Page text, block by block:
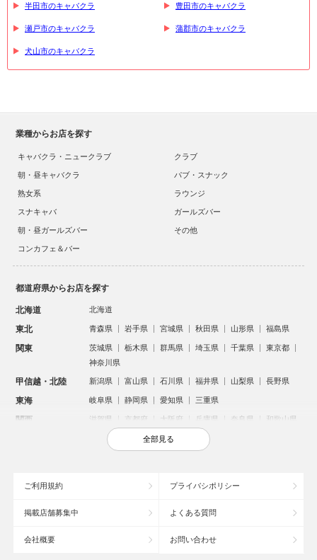
半田市のキャバクラ 豊田市のキャバクラ
瀬戸市のキャバクラ 蒲郡市のキャバクラ
犬山市のキャバクラ
業種からお店を探す
キャバクラ・ニュークラブ
クラブ
朝・昼キャバクラ
パブ・スナック
熟女系
ラウンジ
スナキャバ
ガールズバー
朝・昼ガールズバー
その他
コンカフェ＆バー
都道府県からお店を探す
北海道 北海道
東北 青森県 岩手県 宮城県 秋田県 山形県 福島県
関東 茨城県 栃木県 群馬県 埼玉県 千葉県
東京都
神奈川県
甲信越・北陸 新潟県 富山県 石川県 福井県 山梨県 長野県
東海 岐阜県 静岡県 愛知県 三重県
関西 滋賀県 京都府 大阪府 兵庫県 奈良県 和歌山県
鳥取県 島根県 岡山県 広島県
沖縄県
全部見る
ご利用規約 プライバシポリシー
掲載店舗募集中 よくある質問
会社概要 お問い合わせ